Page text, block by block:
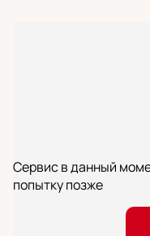
Сервис в данный
попытку позже